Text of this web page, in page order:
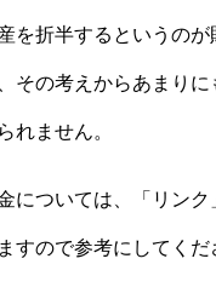
を折半するというのが
その考えからあまりに
れません。
については、「リンク
すので参考にしてくだ